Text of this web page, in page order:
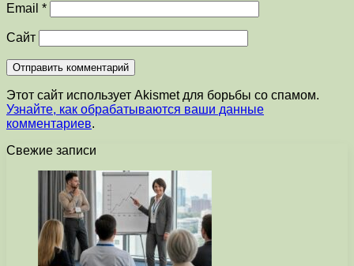
Email *
Сайт
Этот сайт использует Akismet для борьбы со спамом.
Узнайте, как обрабатываются ваши данные
комментариев.
Свежие записи